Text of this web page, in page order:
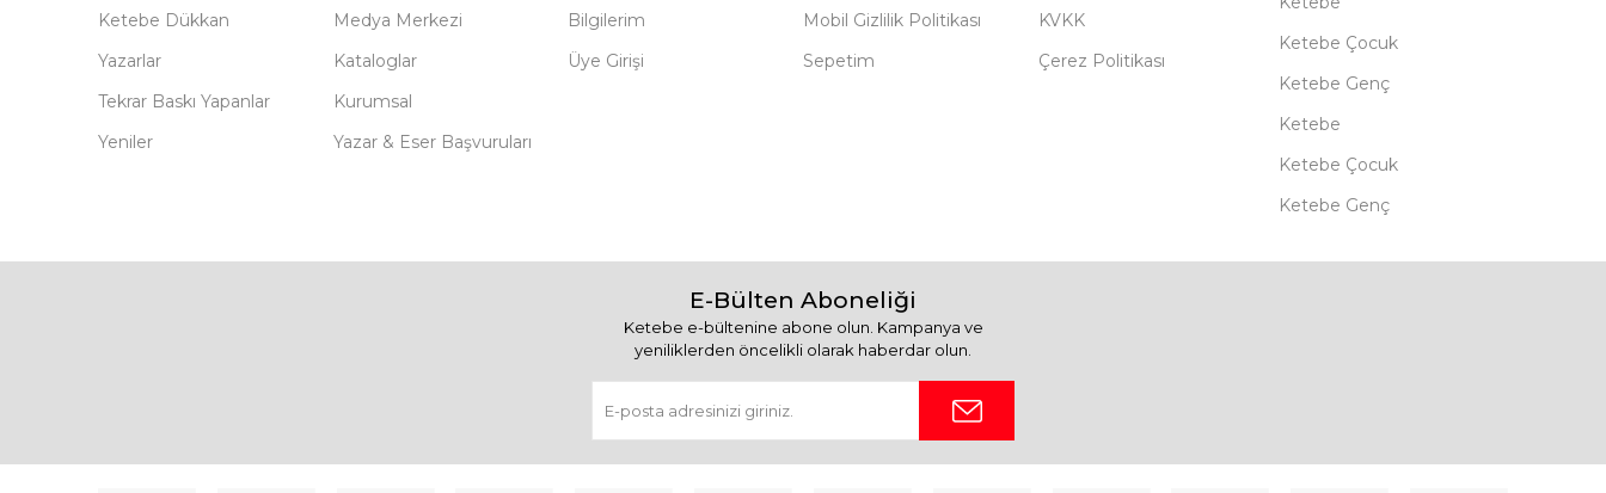
Ketebe Dükkan
Yazarlar
Tekrar Baskı Yapanlar
Yeniler
Medya Merkezi
Kataloglar
Kurumsal
Yazar & Eser Başvuruları
Bilgilerim
Üye Girişi
Mobil Gizlilik Politikası
Sepetim
KVKK
Çerez Politikası
Ketebe Çocuk
Ketebe Genç
Ketebe
Ketebe Çocuk
Ketebe Genç
E-Bülten Aboneliği
Ketebe e-bültenine abone olun. Kampanya ve
yeniliklerden öncelikli olarak haberdar olun.